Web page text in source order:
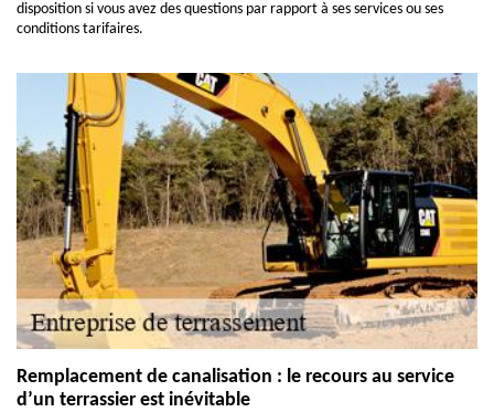
disposition si vous avez des questions par rapport à ses services ou ses
conditions tarifaires.
Remplacement de canalisation : le recours au service
d’un terrassier est inévitable